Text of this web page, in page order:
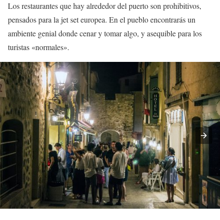
Los restaurantes que hay alrededor del puerto son prohibitivos,
pensados para la jet set europea. En el pueblo encontrarás un
ambiente genial donde cenar y tomar algo, y asequible para los
turistas «normales».